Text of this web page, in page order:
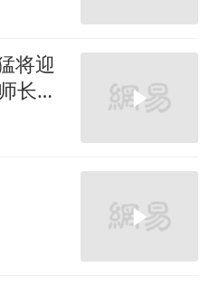
将迎
长张